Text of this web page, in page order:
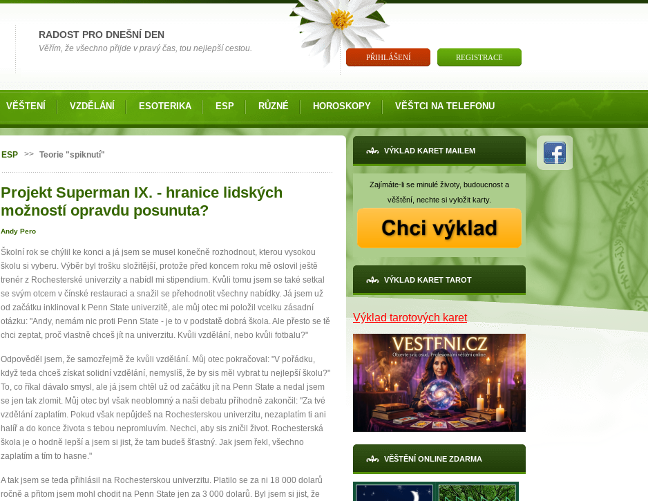
RADOST PRO DNEŠNÍ DEN
Věřím, že všechno přijde v pravý čas, tou nejlepší cestou.
PŘIHLÁŠENÍ REGISTRACE
VĚŠTENÍ VZDĚLÁNÍ ESOTERIKA ESP RŮZNÉ HOROSKOPY VĚŠTCI NA TELEFONU
Jste zde
ESP >> Teorie "spiknutí"
Projekt Superman IX. - hranice lidských
možností opravdu posunuta?
Andy Pero
Školní rok se chýlil ke konci a já jsem se musel konečně rozhodnout, kterou vysokou
školu si vyberu. Výběr byl trošku složitější, protože před koncem roku mě oslovil ještě
trenér z Rochesterské univerzity a nabídl mi stipendium. Kvůli tomu jsem se také setkal
se svým otcem v čínské restauraci a snažil se přehodnotit všechny nabídky. Já jsem už
od začátku inklinoval k Penn State univerzitě, ale můj otec mi položil vcelku zásadní
otázku: "Andy, nemám nic proti Penn State - je to v podstatě dobrá škola. Ale přesto se tě
chci zeptat, proč vlastně chceš jít na univerzitu. Kvůli vzdělání, nebo kvůli fotbalu?"
Odpověděl jsem, že samozřejmě že kvůli vzdělání. Můj otec pokračoval: "V pořádku,
když teda chceš získat solidní vzdělání, nemyslíš, že by sis měl vybrat tu nejlepší školu?"
To, co říkal dávalo smysl, ale já jsem chtěl už od začátku jít na Penn State a nedal jsem
se jen tak zlomit. Můj otec byl však neoblomný a naši debatu příhodně zakončil: "Za tvé
vzdělání zaplatím. Pokud však nepůjdeš na Rochesterskou univerzitu, nezaplatím ti ani
halíř a do konce života s tebou nepromluvím. Nechci, aby sis zničil život. Rochesterská
škola je o hodně lepší a jsem si jist, že tam budeš šťastný. Jak jsem řekl, všechno
zaplatím a tím to hasne."
A tak jsem se teda přihlásil na Rochesterskou univerzitu. Platilo se za ni 18 000 dolarů
ročně a přitom jsem mohl chodit na Penn State jen za 3 000 dolarů. Byl jsem si jist, že
VÝKLAD KARET MAILEM
Zajímáte-li se minulé životy, budoucnost a
věštění, nechte si vyložit karty.
VÝKLAD KARET TAROT
Výklad tarotových karet
VĚŠTĚNÍ ONLINE ZDARMA